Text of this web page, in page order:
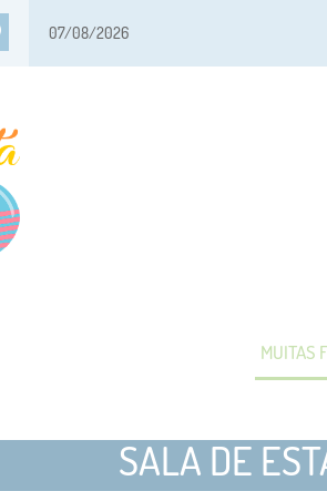
07/08/2026
MUITAS
SALA DE